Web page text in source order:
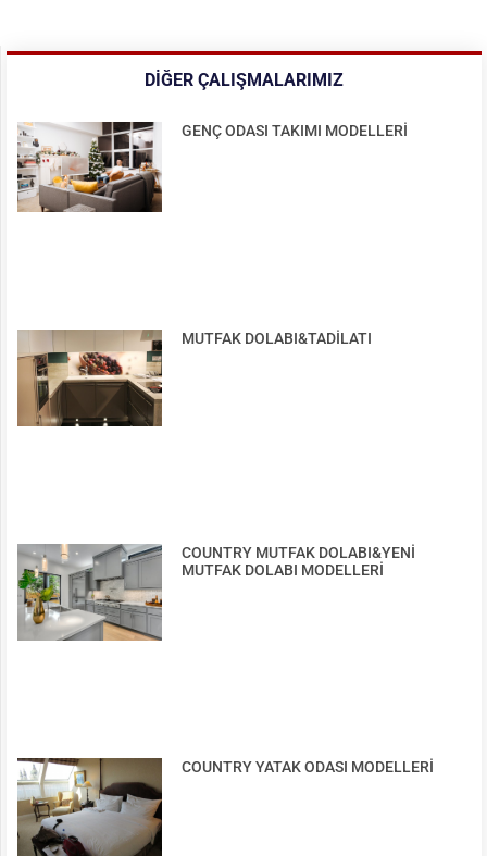
DIĞER ÇALIŞMALARIMIZ
GENÇ ODASI TAKIMI MODELLERİ
MUTFAK DOLABI&TADİLATI
COUNTRY MUTFAK DOLABI&YENİ
MUTFAK DOLABI MODELLERİ
COUNTRY YATAK ODASI MODELLERİ